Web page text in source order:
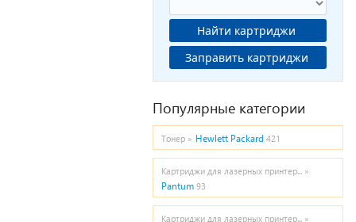
Найти картриджи
Заправить картриджи
Популярные категории
Тонер » Hewlett Packard 421
Картриджи для лазерных принтер... »
Pantum 93
Картриджи для лазерных принтер... »